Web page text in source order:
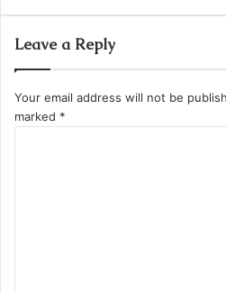
Leave a Reply
Your email address will not be
marked *